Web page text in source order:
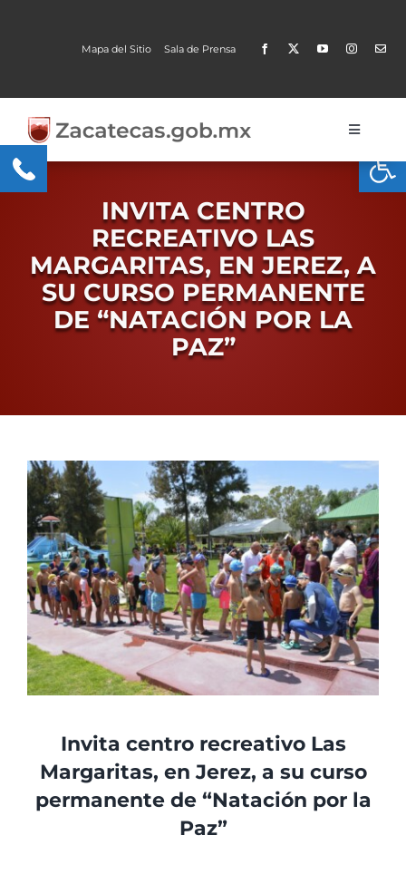
Mapa del Sitio Sala de Prensa
Toggle
Trámites y Servicios
Transparencia
MOBI
Conoce Zacatecas
INVITA CENTRO
RECREATIVO LAS
MARGARITAS, EN JEREZ, A
SU CURSO PERMANENTE
DE “NATACIÓN POR LA
PAZ”
View
Larger
Image
Invita centro recreativo Las
Margaritas, en Jerez, a su curso
permanente de “Natación por la
Paz”